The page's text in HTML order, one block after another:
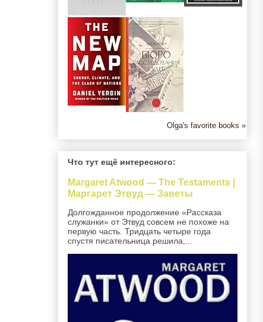
Olga's favorite books »
Что тут ещё интересного:
Margaret Atwood — The Testaments |
Маргарет Этвуд — Заветы
Долгожданное продолжение «Рассказа
служанки» от Этвуд совсем не похоже на
первую часть. Тридцать четыре года
спустя писательница решила,...